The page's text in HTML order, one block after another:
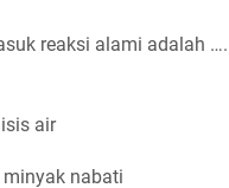
reaksi alami adalah
air
nabati